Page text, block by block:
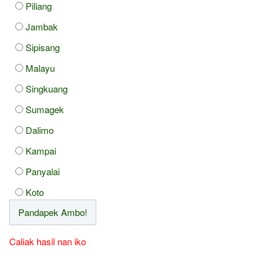
Piliang
Jambak
Sipisang
Malayu
Singkuang
Sumagek
Dalimo
Kampai
Panyalai
Koto
Caliak hasil nan iko